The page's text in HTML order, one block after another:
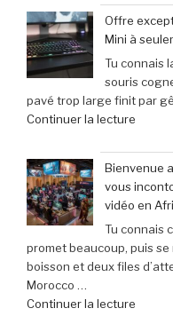
:
succès
grâce
à
une
:
‘Street
6’
de
trois
ans
après
Offre
Mini à
Tu connais
souris
pavé trop large finit par
Continuer la lecture
:
Le
clavier
K70
Pro
Bienvenue
vous
vidéo en
Tu connais
promet beaucoup, puis
boisson et deux files
Morocco …
Continuer la lecture